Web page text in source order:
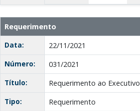
Requerimento
Data:
22/11/2021
Número:
031/2021
Título:
Requerimento ao Executivo
Tipo:
Requerimento